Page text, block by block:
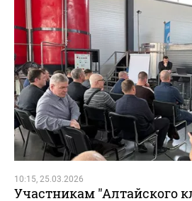
10:15, 25.03.2026
Участникам "Алтайского